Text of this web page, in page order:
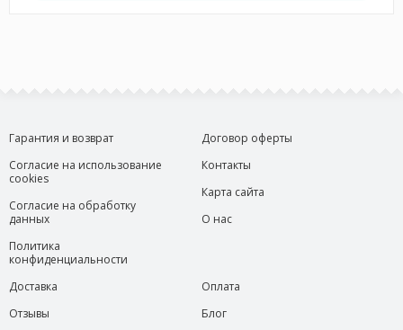
Гарантия и возврат
Согласие на использование
cookies
Согласие на обработку
данных
Политика
конфиденциальности
Договор оферты
Контакты
Карта сайта
О нас
Доставка
Отзывы
Оплата
Блог